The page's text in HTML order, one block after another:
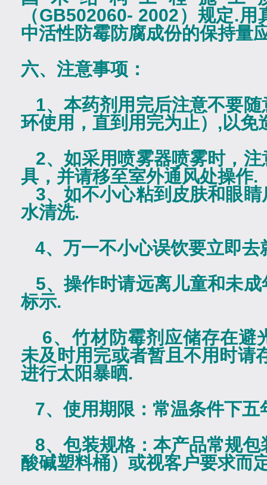
（GB502060- 2002）规定.用
中活性防霉防腐成份的保持量
六、注意事项：
1、本药剂用完后注意不要
环使用，直到用完为止） ,以免
2、如采用喷雾器喷雾时，
具，并请移至室外通风处操作.
3、如不小心粘到皮肤和眼
水清洗.
4、万一不小心误饮要立即去
5、操作时请远离儿童和未
标示.
6、竹材防霉剂应储存在避
未及时用完或者暂且不用时请
进行太阳暴晒.
7、使用期限：常温条件下五
8、包装规格：本产品常规包
酸碱塑料桶）或视客户要求而